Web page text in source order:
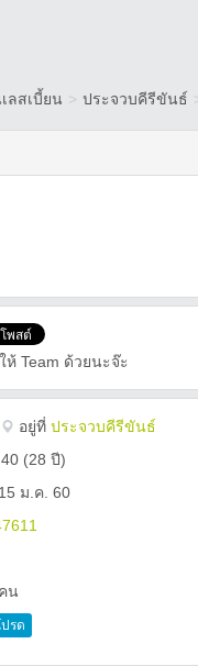
ลสเบี้ยน > ประจวบคีรีขันธ์
Team ด้วยนะจ๊ะ
อยู่ที่ ประจวบคีรีขันธ์
(28 ปี)
ม.ค. 60
น
รด